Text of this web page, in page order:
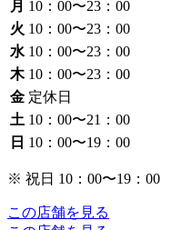
月 10：00〜23：00
火 10：00〜23：00
水 10：00〜23：00
木 10：00〜23：00
金 定休日
土 10：00〜21：00
日 10：00〜19：00
※ 祝日 10：00〜19：00
この店舗を見る